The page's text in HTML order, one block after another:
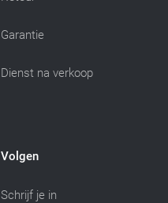
Garantie
Dienst na verkoop
Volgen
Schrijf je in